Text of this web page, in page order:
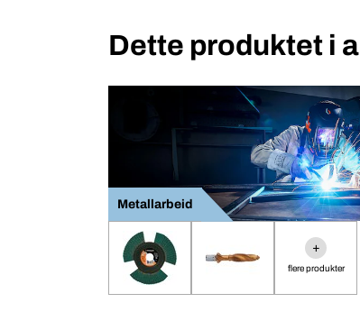
Dette produktet i
Metallarbeid
+
flere produkter